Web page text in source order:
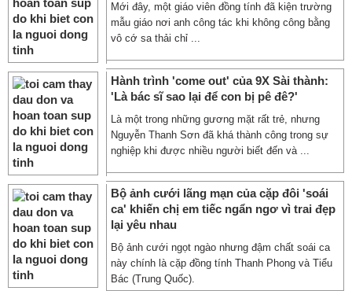
Mới đây, một giáo viên đồng tính đã kiện trường
mẫu giáo nơi anh công tác khi không công bằng
vô cớ sa thải chỉ ...
Hành trình 'come out' của 9X Sài thành:
'Là bác sĩ sao lại để con bị pê đê?'
Là một trong những gương mặt rất trẻ, nhưng
Nguyễn Thanh Sơn đã khá thành công trong sự
nghiệp khi được nhiều người biết đến và ...
Bộ ảnh cưới lãng mạn của cặp đôi 'soái
ca' khiến chị em tiếc ngẩn ngơ vì trai đẹp
lại yêu nhau
Bộ ảnh cưới ngọt ngào nhưng đậm chất soái ca
này chính là cặp đồng tính Thanh Phong và Tiểu
Bác (Trung Quốc).